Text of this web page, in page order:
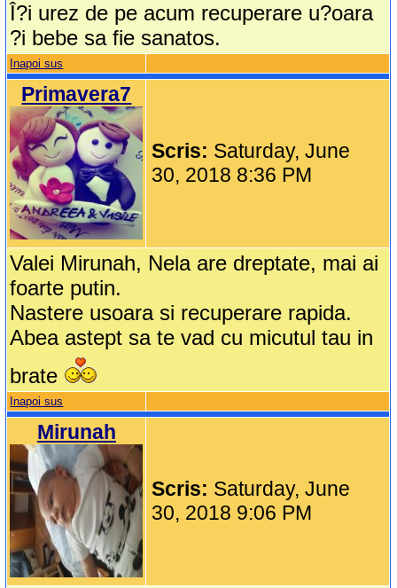
Î?i urez de pe acum recuperare u?oara
?i bebe sa fie sanatos.
Inapoi sus
Primavera7
Scris: Saturday, June
30, 2018 8:36 PM
Valei Mirunah, Nela are dreptate, mai ai
foarte putin.
Nastere usoara si recuperare rapida.
Abea astept sa te vad cu micutul tau in
brate
Inapoi sus
Mirunah
Scris: Saturday, June
30, 2018 9:06 PM